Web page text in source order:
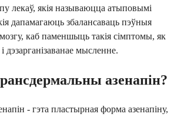
лекаў, якія называюцца атыповымі
дапамагаюць збалансаваць пэўныя
каб паменшыць такія сімптомы, як
мысленне.
азенапін?
- гэта пластырная форма азенапіну,